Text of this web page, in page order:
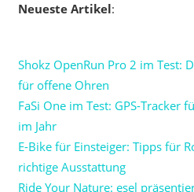
Neueste Artikel:
Shokz OpenRun Pro 2 im Test:
für offene Ohren
FaSi One im Test: GPS-Tracker
im Jahr
E-Bike für Einsteiger: Tipps für
richtige Ausstattung
Ride Your Nature: esel